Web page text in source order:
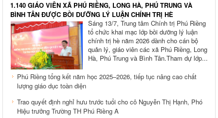
1.140 GIÁO VIÊN XÃ PHÚ RIỀNG, LONG HÀ, PHÚ TRUNG VÀ
BÌNH TÂN ĐƯỢC BỒI DƯỠNG LÝ LUẬN CHÍNH TRỊ HÈ
Sáng 13/7, Trung tâm Chính trị Phú Riềng
tổ chức khai mạc lớp bồi dưỡng lý luận
chính trị hè năm 2026 dành cho cán bộ
quản lý, giáo viên các xã Phú Riềng, Long
Hà, Phú Trung và Bình Tân.Tham dự lớp...
Phú Riềng tổng kết năm học 2025–2026, tiếp tục nâng cao chất
lượng giáo dục toàn diện
Trao quyết định nghỉ hưu trước tuổi cho cô Nguyễn Thị Hạnh, Phó
Hiệu trưởng Trường TH Phú Riềng A